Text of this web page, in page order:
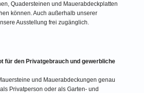
Quadersteinen und Mauerabdeckplatten
können. Auch außerhalb unserer
Ausstellung frei zugänglich.
für den Privatgebrauch und gewerbliche
und Mauerabdeckungen genau
Privatperson oder als Garten- und